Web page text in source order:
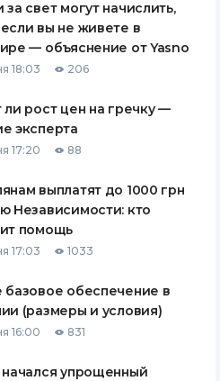
за свет могут начислить,
вы не живете в
— объяснение от Yasno
18:03 206
ли рост цен на гречку —
эксперта
17:20 88
выплатят до 1000 грн
Независимости: кто
помощь
17:03 1033
базовое обеспечение в
(размеры и условия)
16:00 831
упрощенный